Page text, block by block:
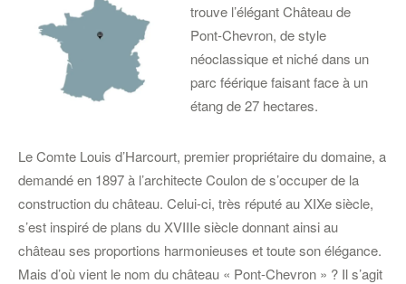
trouve l’élégant Château de
Pont-Chevron, de style
néoclassique et niché dans un
parc féérique faisant face à un
étang de 27 hectares.
Le Comte Louis d’Harcourt, premier propriétaire du domaine, a
demandé en 1897 à l’architecte Coulon de s’occuper de la
construction du château. Celui-ci, très réputé au XIXe siècle,
s’est inspiré de plans du XVIIIe siècle donnant ainsi au
château ses proportions harmonieuses et toute son élégance.
Mais d’où vient le nom du château « Pont-Chevron » ? Il s’agit